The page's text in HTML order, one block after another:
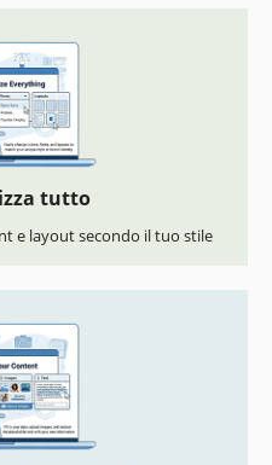
tutto
e layout secondo il tuo stile